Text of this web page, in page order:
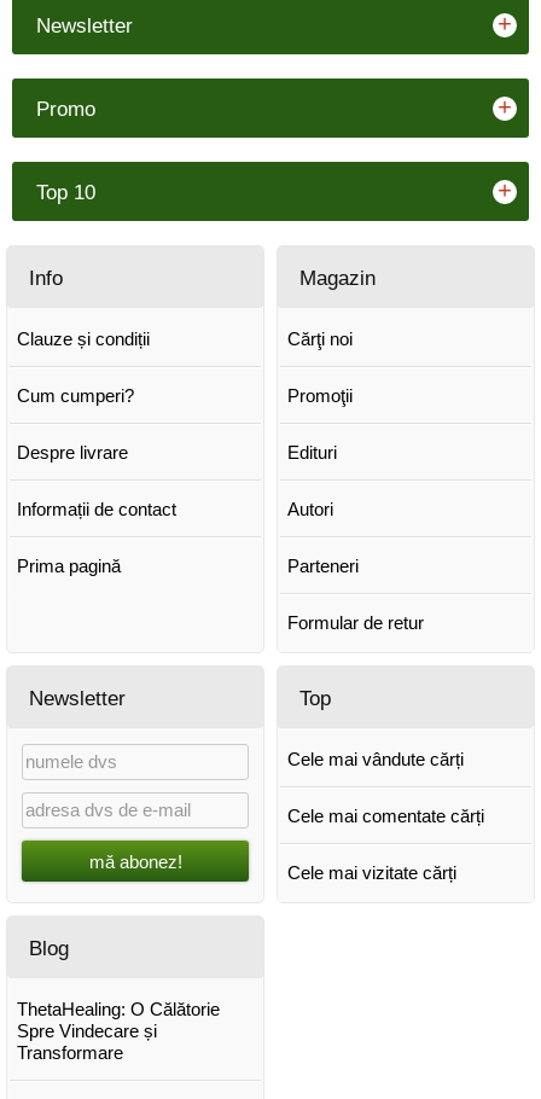
Newsletter +
Promo +
Top 10 +
Info
Clauze și condiții
Cum cumperi?
Despre livrare
Informații de contact
Prima pagină
Magazin
Cărţi noi
Promoţii
Edituri
Autori
Parteneri
Formular de retur
Newsletter
mă abonez!
Top
Cele mai vândute cărți
Cele mai comentate cărți
Cele mai vizitate cărți
Blog
ThetaHealing: O Călătorie
Spre Vindecare și
Transformare